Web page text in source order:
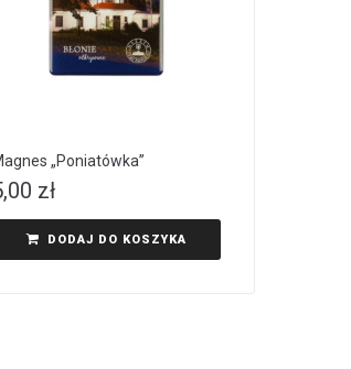
„Poniatówka”
zł
DODAJ DO KOSZYKA